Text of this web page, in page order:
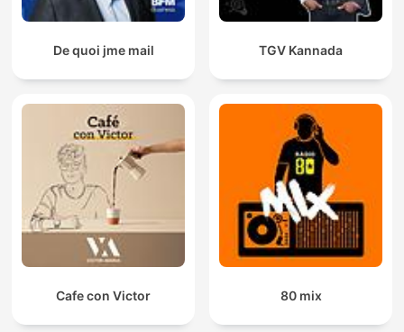
De quoi jme mail TGV Kannada
Cafe con Victor 80 mix